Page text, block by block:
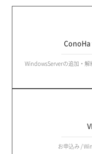
WindowsServerの追加・解
お申込み /